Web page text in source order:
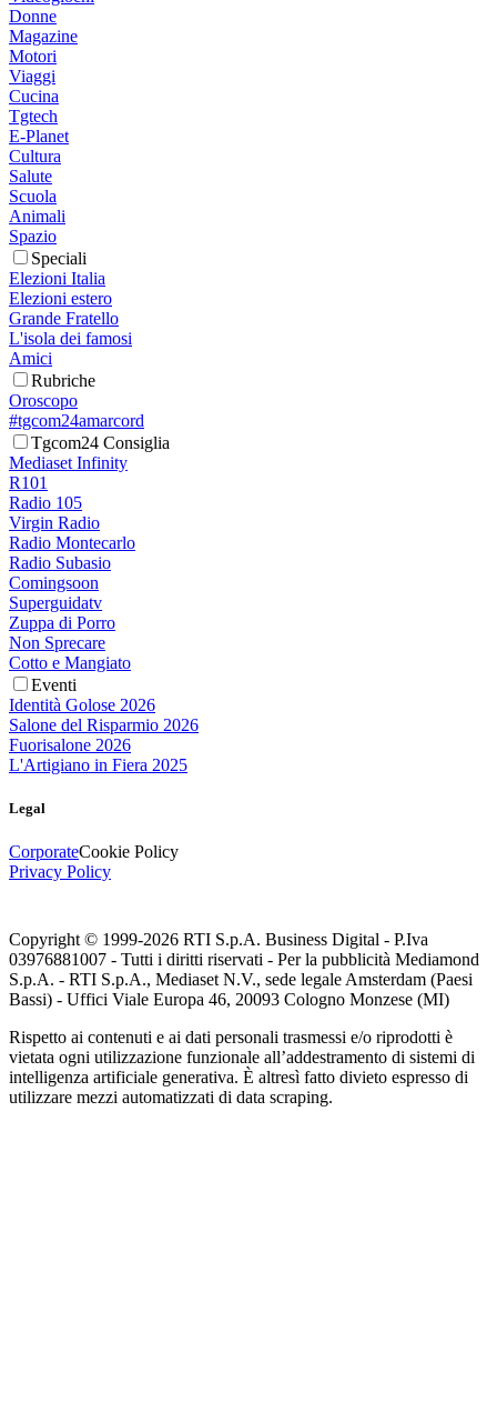
Donne
Magazine
Motori
Viaggi
Cucina
Tgtech
E-Planet
Cultura
Salute
Scuola
Animali
Spazio
Speciali
Elezioni Italia
Elezioni estero
Grande Fratello
L'isola dei famosi
Amici
Rubriche
Oroscopo
#tgcom24amarcord
Tgcom24 Consiglia
Mediaset Infinity
R101
Radio 105
Virgin Radio
Radio Montecarlo
Radio Subasio
Comingsoon
Superguidatv
Zuppa di Porro
Non Sprecare
Cotto e Mangiato
Eventi
Identità Golose 2026
Salone del Risparmio 2026
Fuorisalone 2026
L'Artigiano in Fiera 2025
Legal
CorporateCookie Policy
Privacy Policy
Copyright © 1999-2026 RTI S.p.A. Business Digital - P.Iva
03976881007 - Tutti i diritti riservati - Per la pubblicità Mediamond
S.p.A. - RTI S.p.A., Mediaset N.V., sede legale Amsterdam (Paesi
Bassi) - Uffici Viale Europa 46, 20093 Cologno Monzese (MI)
Rispetto ai contenuti e ai dati personali trasmessi e/o riprodotti è
vietata ogni utilizzazione funzionale all’addestramento di sistemi di
intelligenza artificiale generativa. È altresì fatto divieto espresso di
utilizzare mezzi automatizzati di data scraping.